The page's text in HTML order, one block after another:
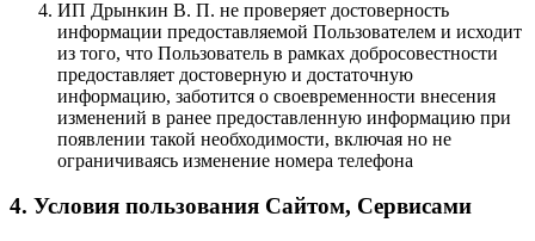
ИП Дрынкин В. П. не проверяет достоверность
информации предоставляемой Пользователем и исходит
из того, что Пользователь в рамках добросовестности
предоставляет достоверную и достаточную
информацию, заботится о своевременности внесения
изменений в ранее предоставленную информацию при
появлении такой необходимости, включая но не
ограничиваясь изменение номера телефона
4. Условия пользования Сайтом, Сервисами